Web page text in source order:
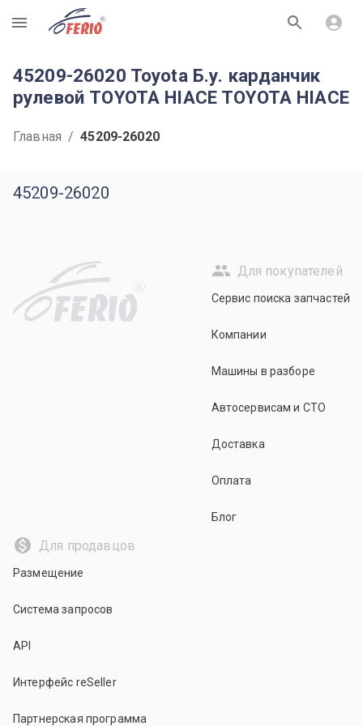
R
45209-26020 Toyota Б.у. карданчик
рулевой TOYOTA HIACE TOYOTA HIACE
Главная / 45209-26020
45209-26020
R
Для покупателей
Сервис поиска запчастей
Компании
Машины в разборе
Автосервисам и СТО
Доставка
Оплата
Блог
Для продавцов
Размещение
Система запросов
API
Интерфейс reSeller
Партнерская программа